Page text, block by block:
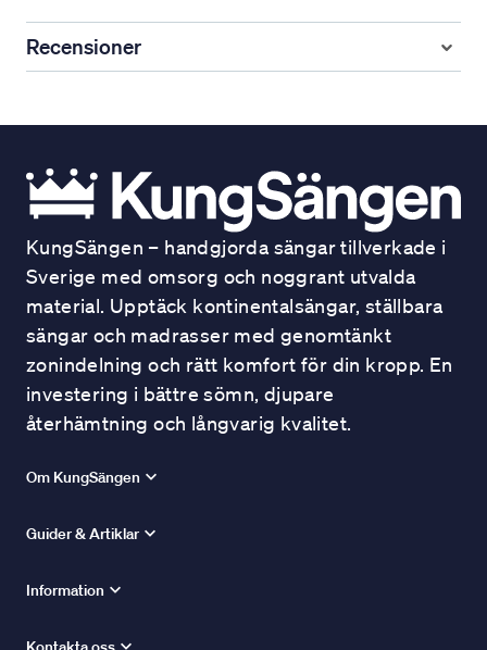
Recensioner
KungSängen – handgjorda sängar tillverkade i
Sverige med omsorg och noggrant utvalda
material. Upptäck kontinentalsängar, ställbara
sängar och madrasser med genomtänkt
zonindelning och rätt komfort för din kropp. En
investering i bättre sömn, djupare
återhämtning och långvarig kvalitet.
Om KungSängen
Guider & Artiklar
Information